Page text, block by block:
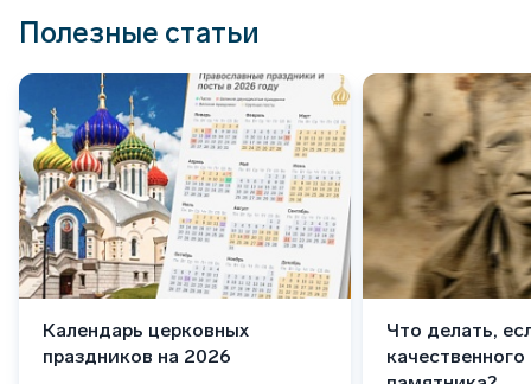
Полезные статьи
Календарь церковных
праздников на 2026
Что делать,